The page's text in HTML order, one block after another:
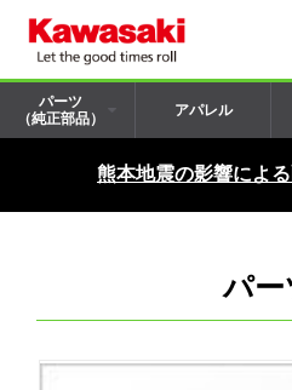
パーツ
（純正部品）
アパレル
熊本地震の影響によ
パー